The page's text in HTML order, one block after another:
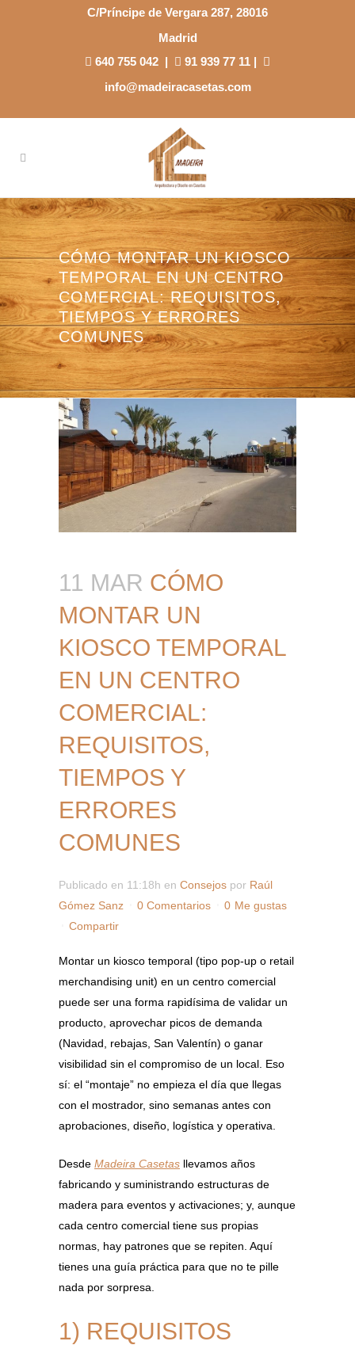
C/Príncipe de Vergara 287, 28016
Madrid
640 755 042 | 91 939 77 11 |
info@madeiracasetas.com
CÓMO MONTAR UN KIOSCO
TEMPORAL EN UN CENTRO
COMERCIAL: REQUISITOS,
TIEMPOS Y ERRORES
COMUNES
11 MAR CÓMO
MONTAR UN
KIOSCO TEMPORAL
EN UN CENTRO
COMERCIAL:
REQUISITOS,
TIEMPOS Y
ERRORES
COMUNES
Publicado en 11:18h en Consejos por Raúl
Gómez Sanz
0 Comentarios 0 Me gustas
Compartir
Montar un kiosco temporal (tipo pop-up o retail
merchandising unit) en un centro comercial
puede ser una forma rapidísima de validar un
producto, aprovechar picos de demanda
(Navidad, rebajas, San Valentín) o ganar
visibilidad sin el compromiso de un local. Eso
sí: el “montaje” no empieza el día que llegas
con el mostrador, sino semanas antes con
aprobaciones, diseño, logística y operativa.
Desde Madeira Casetas llevamos años
fabricando y suministrando estructuras de
madera para eventos y activaciones; y, aunque
cada centro comercial tiene sus propias
normas, hay patrones que se repiten. Aquí
tienes una guía práctica para que no te pille
nada por sorpresa.
1) REQUISITOS